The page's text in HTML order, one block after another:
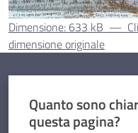
Dimensione: 633 kB —
dimensione originale
Quanto sono
questa pagina?